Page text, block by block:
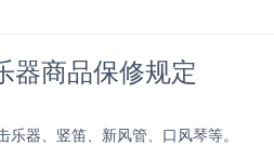
器商品保修规定
器、竖笛、新风管、口风琴等。